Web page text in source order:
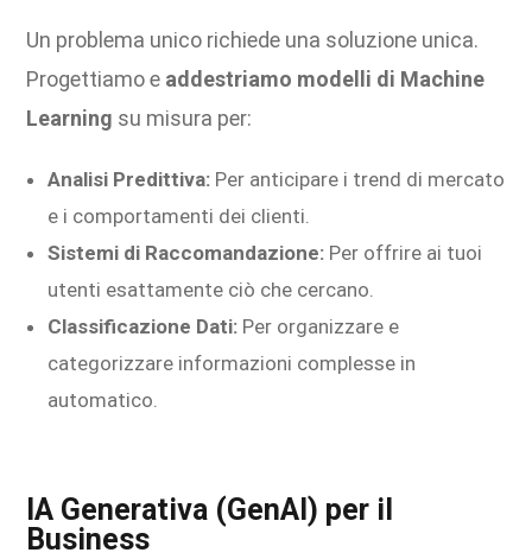
Un problema unico richiede una soluzione unica.
Progettiamo e addestriamo modelli di Machine
Learning su misura per:
Analisi Predittiva: Per anticipare i trend di mercato
e i comportamenti dei clienti.
Sistemi di Raccomandazione: Per offrire ai tuoi
utenti esattamente ciò che cercano.
Classificazione Dati: Per organizzare e
categorizzare informazioni complesse in
automatico.
IA Generativa (GenAI) per il
Business